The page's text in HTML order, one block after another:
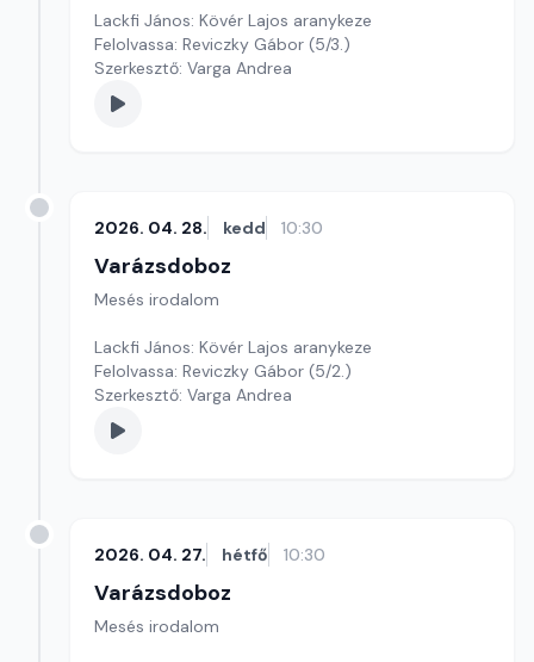
Lackfi János: Kövér Lajos aranykeze
Felolvassa: Reviczky Gábor (5/3.)
Szerkesztő: Varga Andrea
2026. 04. 28. kedd 10:30
Varázsdoboz
Mesés irodalom
Lackfi János: Kövér Lajos aranykeze
Felolvassa: Reviczky Gábor (5/2.)
Szerkesztő: Varga Andrea
2026. 04. 27. hétfő 10:30
Varázsdoboz
Mesés irodalom